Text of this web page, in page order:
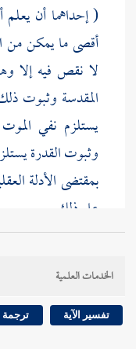
( إحداهما أن يعلم
أقصى ما يمكن من
لا نقص فيه إلا
المقدسة وثبوت
يستلزم نفي
وثبوت القدرة
بمقتضى الأدلة
على ذلك .
ودلالة القرآن
الصادق فما أخبرالخدمات العلمية
تفسير الآية ترجمة